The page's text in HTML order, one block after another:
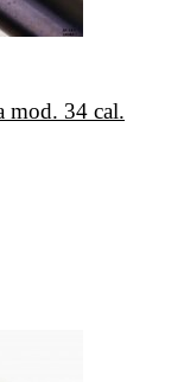
mod. 34 cal.